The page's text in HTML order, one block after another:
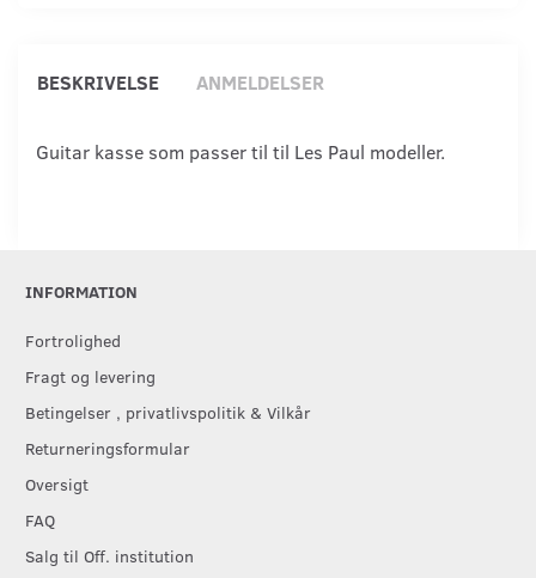
BESKRIVELSE ANMELDELSER
Guitar kasse som passer til til Les Paul modeller.
INFORMATION
Fortrolighed
Fragt og levering
Betingelser , privatlivspolitik & Vilkår
Returneringsformular
Oversigt
FAQ
Salg til Off. institution